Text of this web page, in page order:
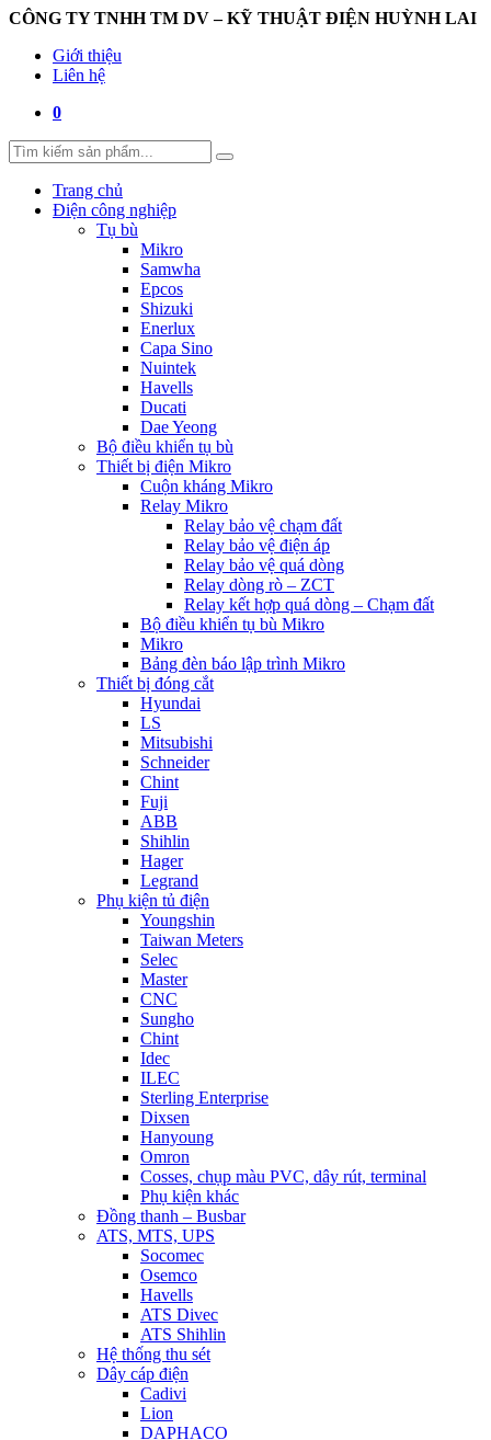
CÔNG TY TNHH TM DV – KỸ THUẬT ĐIỆN HUỲNH LAI
Giới thiệu
Liên hệ
0
Trang chủ
Điện công nghiệp
Tụ bù
Mikro
Samwha
Epcos
Shizuki
Enerlux
Capa Sino
Nuintek
Havells
Ducati
Dae Yeong
Bộ điều khiển tụ bù
Thiết bị điện Mikro
Cuộn kháng Mikro
Relay Mikro
Relay bảo vệ chạm đất
Relay bảo vệ điện áp
Relay bảo vệ quá dòng
Relay dòng rò – ZCT
Relay kết hợp quá dòng – Chạm đất
Bộ điều khiển tụ bù Mikro
Mikro
Bảng đèn báo lập trình Mikro
Thiết bị đóng cắt
Hyundai
LS
Mitsubishi
Schneider
Chint
Fuji
ABB
Shihlin
Hager
Legrand
Phụ kiện tủ điện
Youngshin
Taiwan Meters
Selec
Master
CNC
Sungho
Chint
Idec
ILEC
Sterling Enterprise
Dixsen
Hanyoung
Omron
Cosses, chụp màu PVC, dây rút, terminal
Phụ kiện khác
Đồng thanh – Busbar
ATS, MTS, UPS
Socomec
Osemco
Havells
ATS Divec
ATS Shihlin
Hệ thống thu sét
Dây cáp điện
Cadivi
Lion
DAPHACO